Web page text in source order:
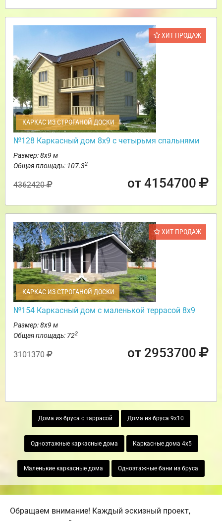
ХИТ ПРОДАЖ
КАРКАС ИЗ СТРОГАНОЙ ДОСКИ
№128 Каркасный дом 8х9 с четырьмя спальнями
Размер: 8х9 м
Общая площадь: 107.32
4362420 от 4154700
ХИТ ПРОДАЖ
КАРКАС ИЗ СТРОГАНОЙ ДОСКИ
№154 Каркасный дом с маленькой террасой 8х9
Размер: 8х9 м
Общая площадь: 722
3101370 от 2953700
Дома из бруса с таррасой Дома из бруса 9х10
Одноэтажные каркасные дома Каркасные дома 4х5
Маленькие каркасные дома Одноэтажные бани из бруса
Обращаем внимание! Каждый эскизный проект,